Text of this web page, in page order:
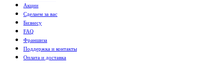
Акции
Сделаем за вас
Бизнесу
FAQ
Франшиза
Поддержка и контакты
Оплата и доставка